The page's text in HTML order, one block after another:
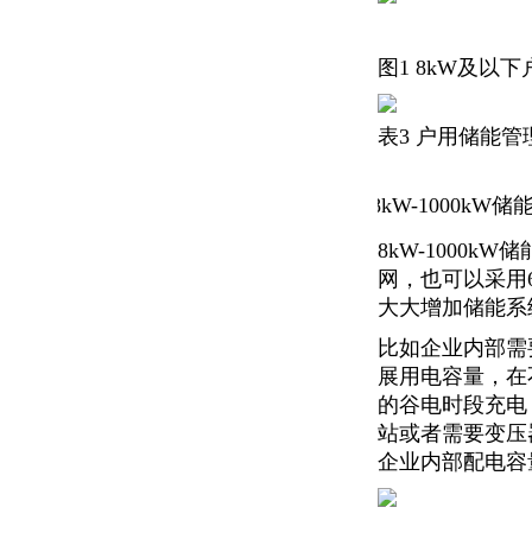
图1 8kW及以
表3 户用储能管
8kW-1000kW储
8kW-1000kW储
网，也可以采
大大增加储能
比如企业内部
展用电容量，
的谷电时段充
站或者需要变
企业内部配电